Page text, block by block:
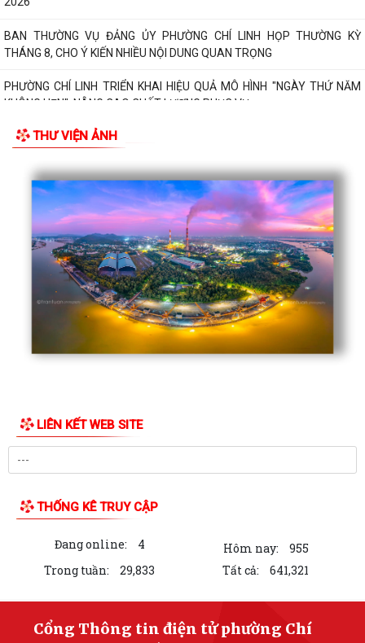
BAN THƯỜNG VỤ ĐẢNG ỦY PHƯỜNG CHÍ LINH HỌP THƯỜNG KỲ
THÁNG 8, CHO Ý KIẾN NHIỀU NỘI DUNG QUAN TRỌNG
PHƯỜNG CHÍ LINH TRIỂN KHAI HIỆU QUẢ MÔ HÌNH "NGÀY THỨ NĂM
KHÔNG HẸN", NÂNG CAO CHẤT LƯỢNG PHỤC VỤ...
THƯ VIỆN ẢNH
LIÊN KẾT WEB SITE
THỐNG KÊ TRUY CẬP
Đang online: 4 Hôm nay:
955
Trong tuần:
29,833 Tất cả: 641,321
Cổng Thông tin điện tử phường Chí